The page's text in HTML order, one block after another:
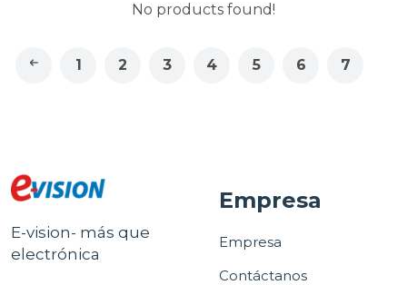
No products found!
1 2 3 4 5 6 7
E-vision- más que
electrónica
Empresa
Empresa
Contáctanos